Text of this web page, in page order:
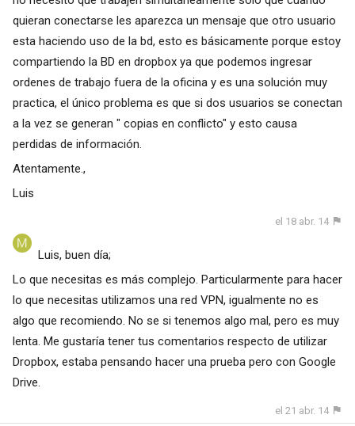
quieran conectarse les aparezca un mensaje que otro usuario
esta haciendo uso de la bd, esto es básicamente porque estoy
compartiendo la BD en dropbox ya que podemos ingresar
ordenes de trabajo fuera de la oficina y es una solución muy
practica, el único problema es que si dos usuarios se conectan
a la vez se generan " copias en conflicto" y esto causa
perdidas de información.
Atentamente.,
Luis
el 18 abr. 14
Luis, buen día;
Lo que necesitas es más complejo. Particularmente para hacer
lo que necesitas utilizamos una red VPN, igualmente no es
algo que recomiendo. No se si tenemos algo mal, pero es muy
lenta. Me gustaría tener tus comentarios respecto de utilizar
Dropbox, estaba pensando hacer una prueba pero con Google
Drive.
el 21 abr. 14